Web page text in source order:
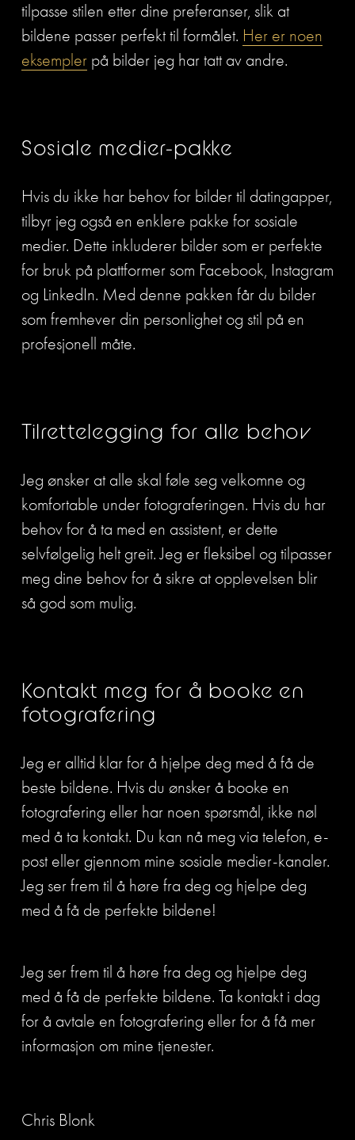
tilpasse stilen etter dine preferanser, slik at
bildene passer perfekt til formålet. Her er noen
eksempler på bilder jeg har tatt av andre.
Sosiale medier-pakke
Hvis du ikke har behov for bilder til datingapper,
tilbyr jeg også en enklere pakke for sosiale
medier. Dette inkluderer bilder som er perfekte
for bruk på plattformer som Facebook, Instagram
og LinkedIn. Med denne pakken får du bilder
som fremhever din personlighet og stil på en
profesjonell måte.
Tilrettelegging for alle behov
Jeg ønsker at alle skal føle seg velkomne og
komfortable under fotograferingen. Hvis du har
behov for å ta med en assistent, er dette
selvfølgelig helt greit. Jeg er fleksibel og tilpasser
meg dine behov for å sikre at opplevelsen blir
så god som mulig.
Kontakt meg for å booke en
fotografering
Jeg er alltid klar for å hjelpe deg med å få de
beste bildene. Hvis du ønsker å booke en
fotografering eller har noen spørsmål, ikke nøl
med å ta kontakt. Du kan nå meg via telefon, e-
post eller gjennom mine sosiale medier-kanaler.
Jeg ser frem til å høre fra deg og hjelpe deg
med å få de perfekte bildene!
Jeg ser frem til å høre fra deg og hjelpe deg
med å få de perfekte bildene. Ta kontakt i dag
for å avtale en fotografering eller for å få mer
informasjon om mine tjenester.
Chris Blonk